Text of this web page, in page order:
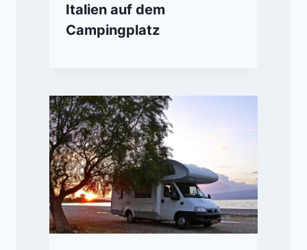
Italien auf dem
Campingplatz